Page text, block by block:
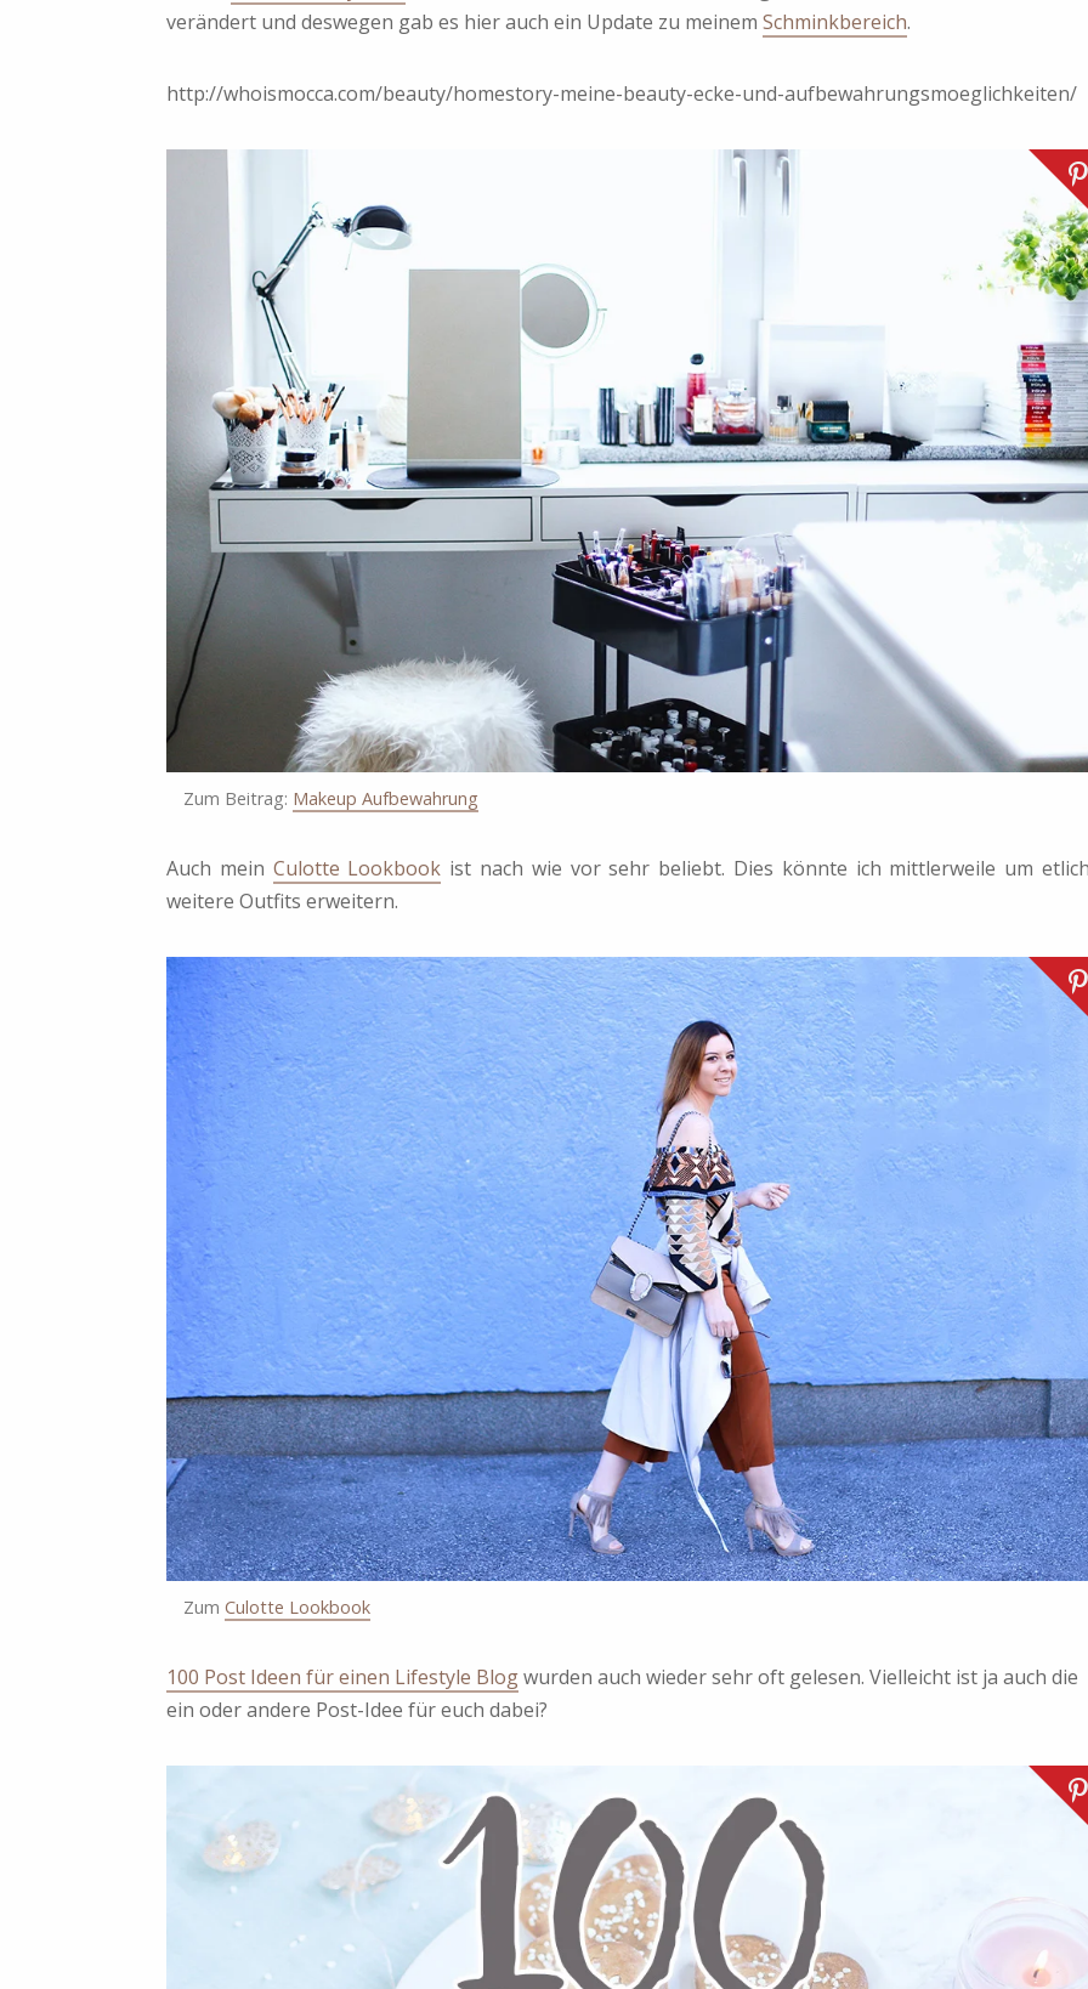
verändert und deswegen gab es hier auch ein Update zu meinem Schminkbereich.
http://whoismocca.com/beauty/homestory-meine-beauty-ecke-und-aufbewahrungsmoeglichkeiten/
Zum Beitrag: Makeup Aufbewahrung
Auch mein Culotte Lookbook ist nach wie vor sehr beliebt. Dies könnte ich mittlerweile um
weitere Outfits erweitern.
ZumCulotte Lookbook
100 Post Ideen für einen Lifestyle Blogwurden auch wieder sehr oft gelesen. Vielleicht ist ja auch die
ein oder andere Post-Idee für euch dabei?